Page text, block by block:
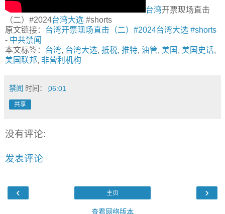
台湾开票现场直击
（二）#2024台湾大选 #shorts
原文链接： 台湾开票现场直击（二）#2024台湾大选 #shorts
- 中共禁闻
本文标签： 台湾, 台湾大选, 抵税, 推特, 油管, 美国 , 美国史话,
美国联邦, 非营利机构
禁闻 时间： 06:01
共享
没有评论:
发表评论
‹ ›
主页
查看网络版本